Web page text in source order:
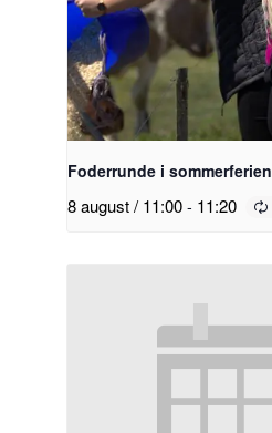
Foderrunde i sommerferien
8 august / 11:00- 11:20